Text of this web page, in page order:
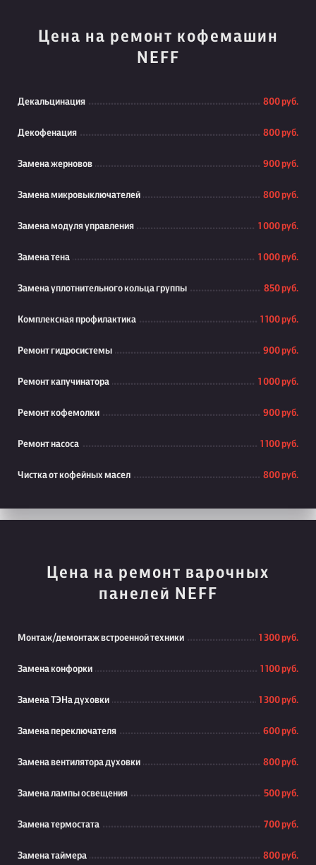
Цена на ремонт кофемашин
NEFF
Декальцинация 800 руб.
Декофенация 800 руб.
Замена жерновов 900 руб.
Замена микровыключателей 800 руб.
Замена модуля управления 1 000 руб.
Замена тена 1 000 руб.
Замена уплотнительного кольца группы 850 руб.
Комплексная профилактика 1 100 руб.
Ремонт гидросистемы 900 руб.
Ремонт капучинатора 1 000 руб.
Ремонт кофемолки 900 руб.
Ремонт насоса 1 100 руб.
Чистка от кофейных масел 800 руб.
Цена на ремонт варочных
панелей NEFF
Монтаж/демонтаж встроенной техники 1 300 руб.
Замена конфорки 1 100 руб.
Замена ТЭНа духовки 1 300 руб.
Замена переключателя 600 руб.
Замена вентилятора духовки 800 руб.
Замена лампы освещения 500 руб.
Замена термостата 700 руб.
Замена таймера 800 руб.